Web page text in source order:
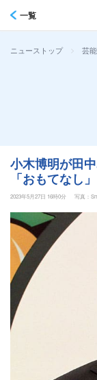
一覧
ニューストップ > 芸
小木博明が田
「おもてなし
2023年5月27日 16時0分
写真：